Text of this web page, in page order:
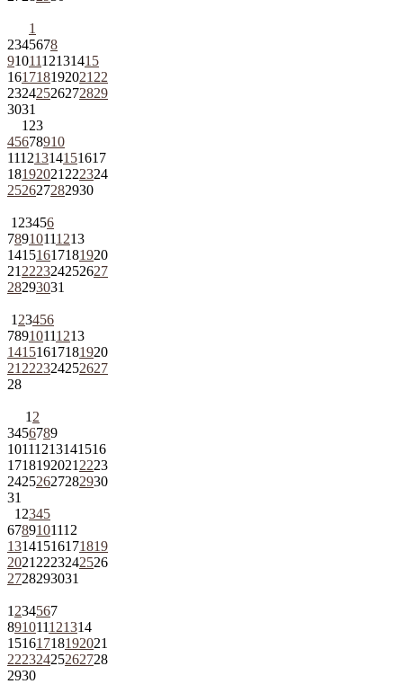
1
2345678
9101112131415
161718192021 22
23242526272829
3031
1 23
45678910
11121314151617
18192021 222324
252627282930
1 23456
78910111213
14151617181920
21 222324252627
28293031
1 23456
78910111213
14151617181920
21 222324252627
28
1 2
3456789
10111213141516
1718192021 2223
24252627282930
31
1 2345
6789101112
13141516171819
2021 2223242526
2728293031
1 234567
891011121314
15161718192021
22232425262728
2930